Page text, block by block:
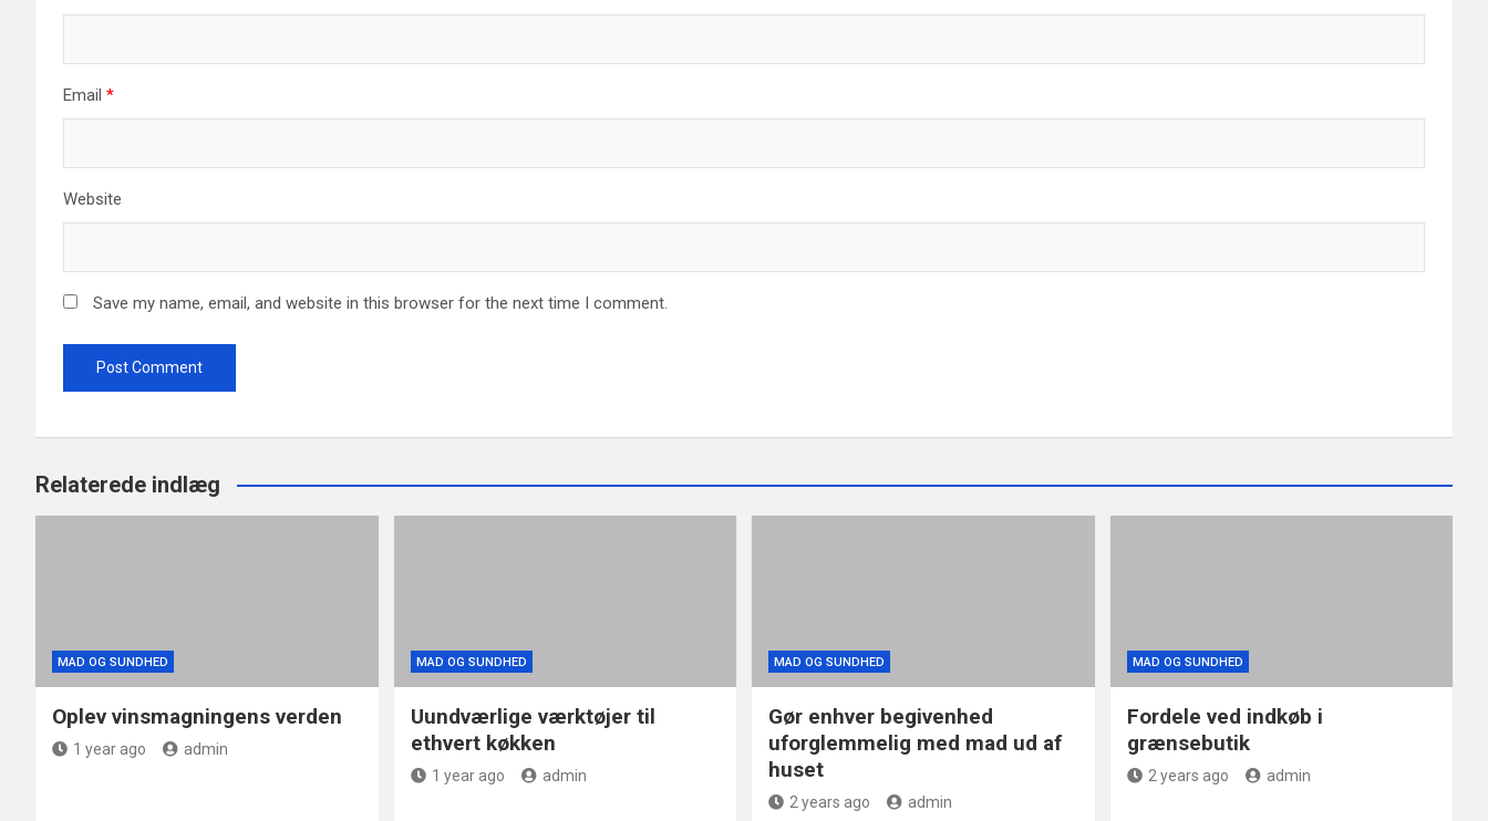
Email *
Website
Save my name, email, and website in this browser for the next time I comment.
Relaterede indlæg
MAD OG SUNDHED
Oplev vinsmagningens verden
1 year ago admin
MAD OG SUNDHED
Uundværlige værktøjer til
ethvert køkken
1 year ago admin
MAD OG SUNDHED
Gør enhver begivenhed
uforglemmelig med mad ud af
huset
2 years ago admin
MAD OG SUNDHED
Fordele ved indkøb i
grænsebutik
2 years ago admin